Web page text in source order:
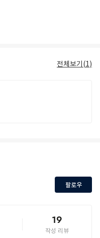
전체보기(1)
팔로우
19
작성 리뷰